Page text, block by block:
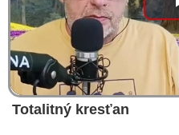
Totalitný kresťan